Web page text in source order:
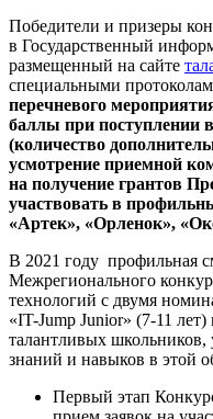
Победители и призеры
в Государственный
размещенный на сайте
специальными
перечневого
баллы при поступлении
(количество
усмотрение приемной
на получение грантов
участвовать в
«Артек», «Орленок»,
В 2021 году профильная
Межрегионального
технологий с двумя
«IT-Jump Junior» (7-11
талантливых
знаний и навыков в этой
Первый этап